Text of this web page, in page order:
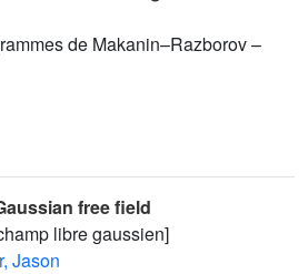
de Makanin–Razborov –
free field
libre gaussien]
Jason